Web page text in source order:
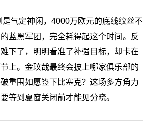
定神闲，4000万欧元的底线纹丝不
蓝黑军团，完全耗得起这个时间。反
下了，明明看准了补强目标，却卡在
上。金玟哉最终会披上哪家俱乐部的
重围如愿签下比塞克？这场多方角力
等到夏窗关闭前才能见分晓。